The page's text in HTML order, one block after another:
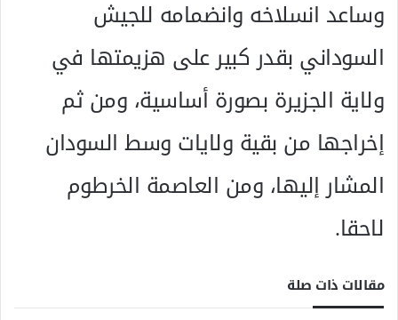
وساعد انسلاخه وانضمامه للجيش
السوداني بقدر كبير على هزيمتها في
ولاية الجزيرة بصورة أساسية، ومن ثم
إخراجها من بقية ولايات وسط السودان
المشار إليها، ومن العاصمة الخرطوم
لاحقا.
مقالات ذات صلة